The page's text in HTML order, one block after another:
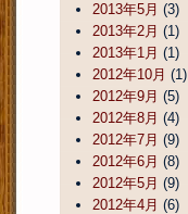
2013年5月 (3)
2013年2月 (1)
2013年1月 (1)
2012年10月 (1)
2012年9月 (5)
2012年8月 (4)
2012年7月 (9)
2012年6月 (8)
2012年5月 (9)
2012年4月 (6)